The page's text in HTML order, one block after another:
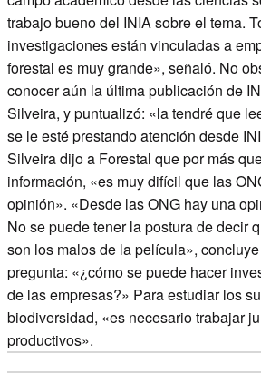
trabajo bueno del INIA sobre el tema.
investigaciones están vinculadas a
forestal es muy grande», señaló. No
conocer aún la última publicación de
Silveira, y puntualizó: «la tendré que
se le esté prestando atención desde
Silveira dijo a Forestal que por más
información, «es muy difícil que las
opinión». «Desde las ONG hay una
No se puede tener la postura de decir
son los malos de la película»,
pregunta: «¿cómo se puede hacer
de las empresas?» Para estudiar los
biodiversidad, «es necesario trabajar
productivos».